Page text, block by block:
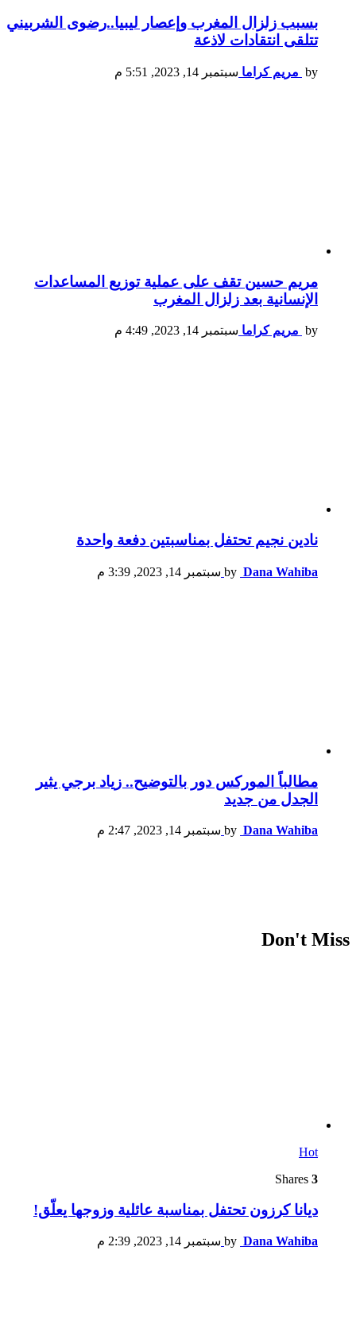
بسبب زلزال المغرب وإعصار ليبيا..رضوى الشربيني
تتلقى انتقادات لاذعة
by مريم كراما سبتمبر 14, 2023, 5:51 م
مريم حسين تقف على عملية توزيع المساعدات
الإنسانية بعد زلزال المغرب
by مريم كراما سبتمبر 14, 2023, 4:49 م
نادين نجيم تحتفل بمناسبتين دفعة واحدة
by Dana Wahiba سبتمبر 14, 2023, 3:39 م
مطالباً الموركس دور بالتوضيح.. زياد برجي يثير
الجدل من جديد
by Dana Wahiba سبتمبر 14, 2023, 2:47 م
Don't Miss
Hot
3
ديانا كرزون تحتفل بمناسبة عائلية وزوجها يعلّق!
by Dana Wahiba سبتمبر 14, 2023, 2:39 م